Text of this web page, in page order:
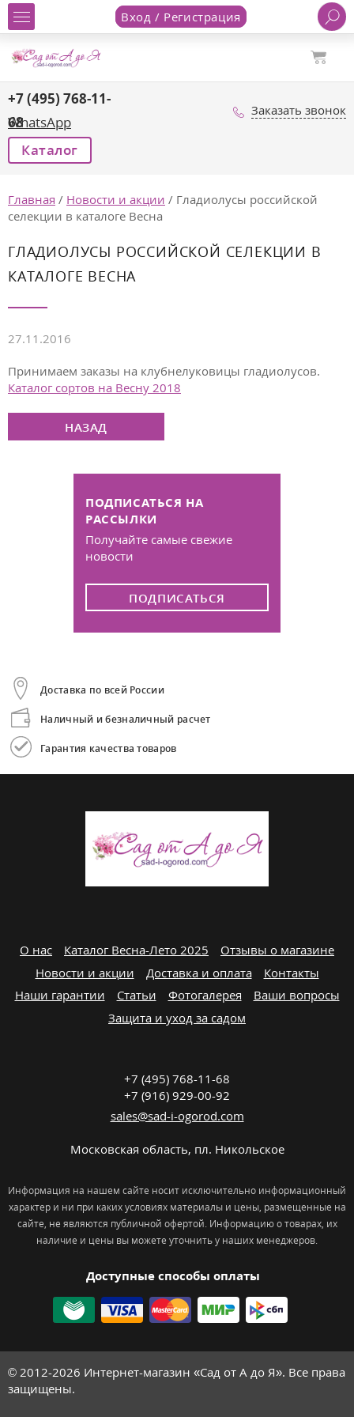
Вход / Регистрация
+7 (495) 768-11-
68
WhatsApp
Заказать звонок
Каталог
Главная / Новости и акции / Гладиолусы российской
селекции в каталоге Весна
ГЛАДИОЛУСЫ РОССИЙСКОЙ СЕЛЕКЦИИ В
КАТАЛОГЕ ВЕСНА
27.11.2016
Принимаем заказы на клубнелуковицы гладиолусов.
Каталог сортов на Весну 2018
НАЗАД
ПОДПИСАТЬСЯ НА
РАССЫЛКИ
Получайте самые свежие
новости
ПОДПИСАТЬСЯ
Доставка по всей России
Наличный и безналичный расчет
Гарантия качества товаров
О нас Каталог Весна-Лето 2025
Отзывы о магазине
Новости и акции
Доставка и оплата
Контакты
Наши гарантии
Статьи Фотогалерея
Ваши вопросы
Защита и уход за садом
Доступные способы оплаты
+7 (495) 768-11-68
+7 (916) 929-00-92
sales@sad-i-ogorod.com
Московская область, пл. Никольcкое
Информация на нашем сайте носит исключительно информационный
характер и ни при каких условиях материалы и цены, размещенные на
сайте, не являются публичной офертой. Информацию о товарах, их
наличие и цены вы можете уточнить у наших менеджеров.
© 2012-2026 Интернет-магазин «Сад от А до Я». Все права
защищены.